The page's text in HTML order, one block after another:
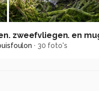
zweefvliegen. en
· 30 foto's